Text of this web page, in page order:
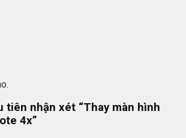
tiên nhận xét “Thay màn hình
4x”